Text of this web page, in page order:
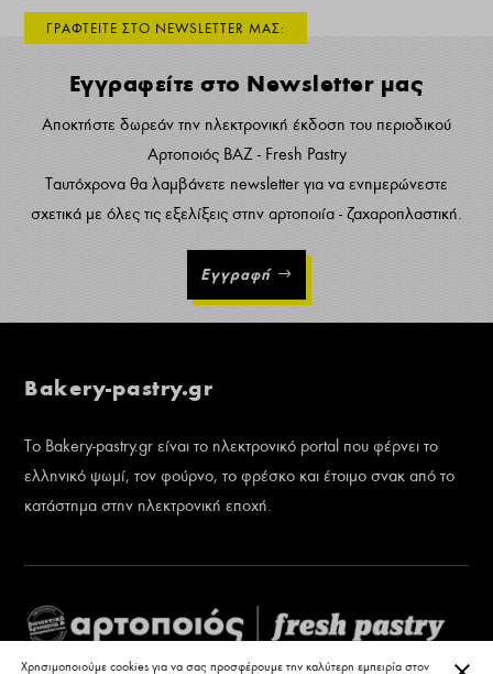
ΓΡΑΦΤΕΙΤΕ ΣΤΟ NEWSLETTER ΜΑΣ:
Εγγραφείτε στο Newsletter μας
Αποκτήστε δωρεάν την ηλεκτρονική έκδοση του περιοδικού
Αρτοποιός ΒΑΖ - Fresh Pastry
Ταυτόχρονα θα λαμβάνετε newsletter για να ενημερώνεστε
σχετικά με όλες τις εξελίξεις στην αρτοποιία - ζαχαροπλαστική.
Εγγραφή
Bakery-pastry.gr
Το Bakery-pastry.gr είναι το ηλεκτρονικό portal που φέρνει το
ελληνικό ψωμί, τον φούρνο, το φρέσκο και έτοιμο σνακ από το
κατάστημα στην ηλεκτρονική εποχή.
Χρησιμοποιούμε cookies για να σας προσφέρουμε την καλύτερη εμπειρία στον